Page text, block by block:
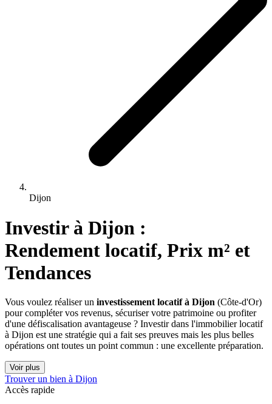
Dijon
Investir à Dijon :
Rendement locatif, Prix m² et
Tendances
Vous voulez réaliser un investissement locatif à Dijon (Côte-d'Or)
pour compléter vos revenus, sécuriser votre patrimoine ou profiter
d'une défiscalisation avantageuse ? Investir dans l'immobilier locatif
à Dijon est une stratégie qui a fait ses preuves mais les plus belles
opérations ont toutes un point commun : une excellente préparation.
Voir plus
Trouver un bien à Dijon
Accès rapide